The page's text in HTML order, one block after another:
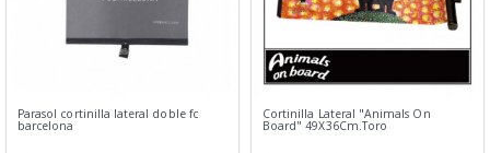
Parasol cortinilla lateral doble fc
barcelona
Cortinilla Lateral "Animals On
Board" 49X36Cm.Toro